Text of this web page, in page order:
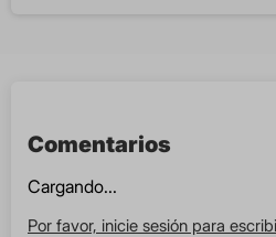
Comentarios
Cargando...
Por favor, inicie sesión para